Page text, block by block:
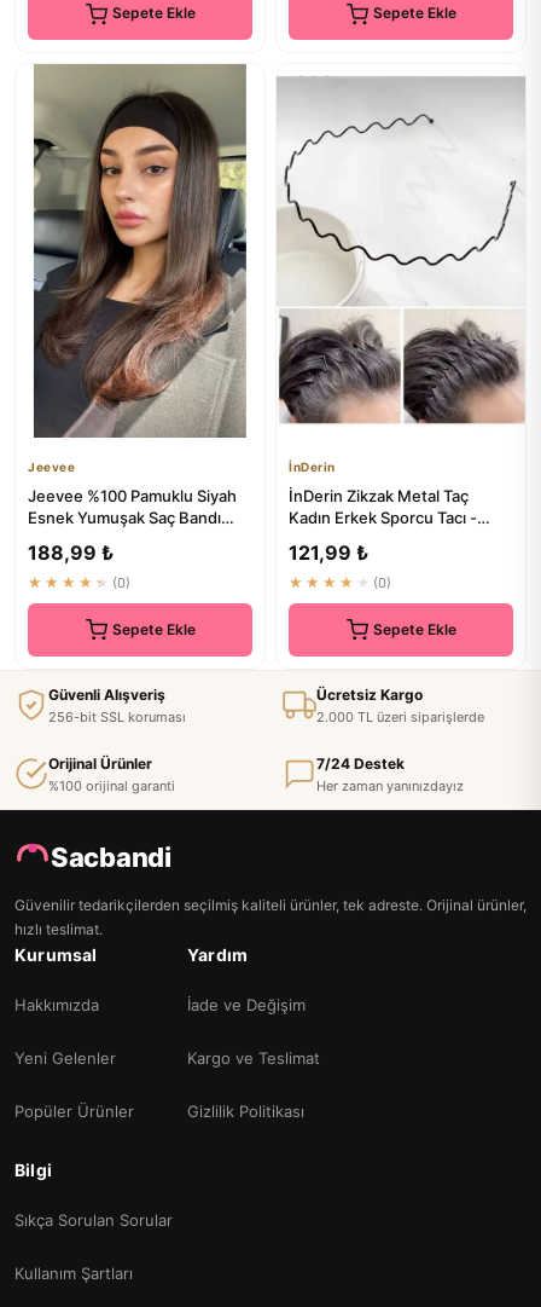
Sepete Ekle Sepete Ekle
Jeevee
Jeevee %100 Pamuklu Siyah
Esnek Yumuşak Saç Bandı
Ak...
188,99 ₺
★★★★★ (0)
Sepete Ekle
İnDerin
İnDerin Zikzak Metal Taç
Kadın Erkek Sporcu Tacı -
121,99 ₺
★★★★★ (0)
Sepete Ekle
Güvenli Alışveriş
256-bit SSL koruması
Ücretsiz Kargo
2.000 TL üzeri siparişlerde
Orijinal Ürünler
%100 orijinal garanti
7/24 Destek
Her zaman yanınızdayız
Sacbandi
Güvenilir tedarikçilerden seçilmiş kaliteli ürünler, tek adreste. Orijinal ürünler,
hızlı teslimat.
Kurumsal
Hakkımızda
Yeni Gelenler
Popüler Ürünler
Yardım
İade ve Değişim
Kargo ve Teslimat
Gizlilik Politikası
Bilgi
Sıkça Sorulan Sorular
Kullanım Şartları